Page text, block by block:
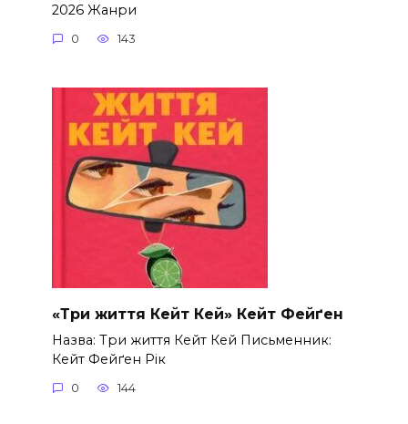
2026 Жанри
0 143
«Три життя Кейт Кей» Кейт Фейґен
Назва: Три життя Кейт Кей Письменник:
Кейт Фейґен Рік
0 144